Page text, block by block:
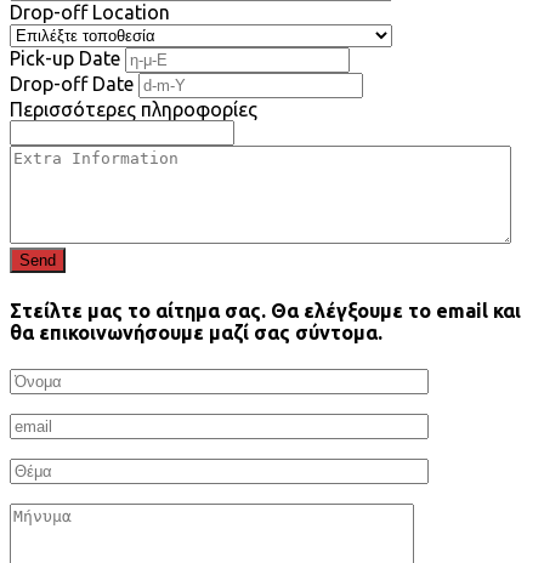
Drop-off Location
Pick-up Date
Drop-off Date
Περισσότερες πληροφορίες
Send
Στείλτε μας το αίτημα σας. Θα ελέγξουμε το email και
θα επικοινωνήσουμε μαζί σας σύντομα.